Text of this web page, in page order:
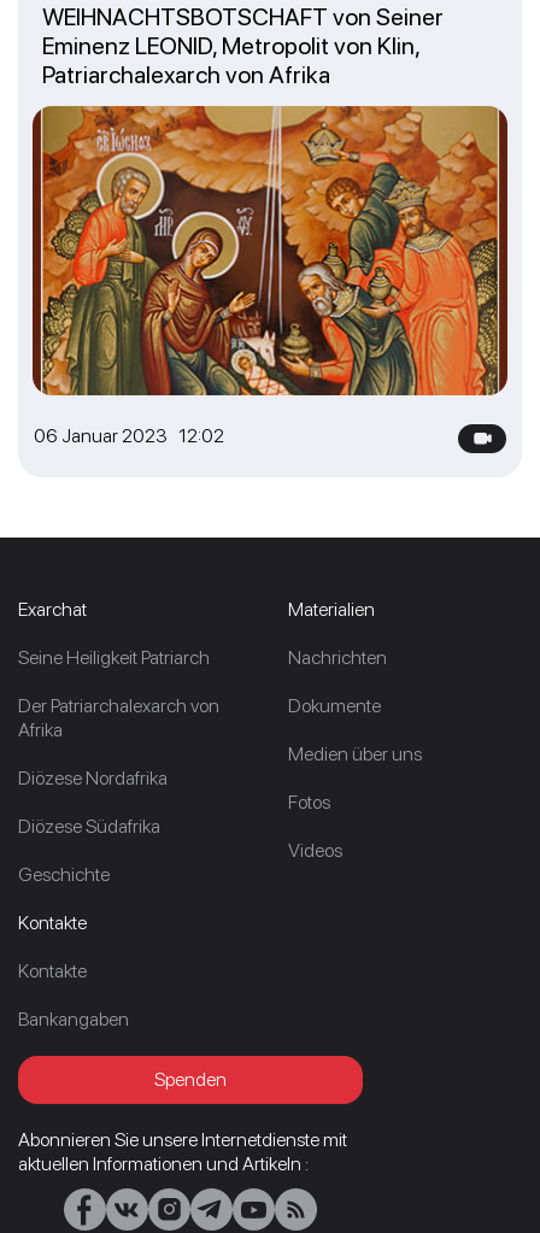
06 Januar 2023 12:02
WEIHNACHTSBOTSCHAFT von Seiner
Eminenz LEONID, Metropolit von Klin,
Patriarchalexarch von Afrika
Exarchat
Seine Heiligkeit Patriarch
Der Patriarchalexarch von
Afrika
Diözese Nordafrika
Diözese Südafrika
Geschichte
Materialien
Nachrichten
Dokumente
Medien über uns
Fotos
Videos
Kontakte
Kontakte
Bankangaben
Spenden
Abonnieren Sie unsere Internetdienste mit
aktuellen Informationen und Artikeln :